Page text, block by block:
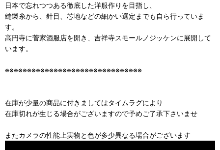
日本で忘れつつある徹底した洋服作りを目指し、
縫製糸から、針目、芯地などの細かい選定までも自ら行っていま
す。
高円寺に菅家酒服店を開き、吉祥寺スモールノジッケンに展開して
います。
※※※※※※※※※※※※※※※※※※※※※※※※※※※※※※※
在庫が少量の商品に付きましてはタイムラグにより
在庫切れが生じる場合がございますので予めご了承下さいませ
またカメラの性能上実物と色が多少異なる場合がございます